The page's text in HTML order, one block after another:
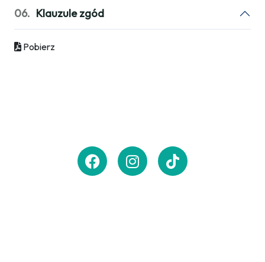
06. Klauzule zgód
Pobierz